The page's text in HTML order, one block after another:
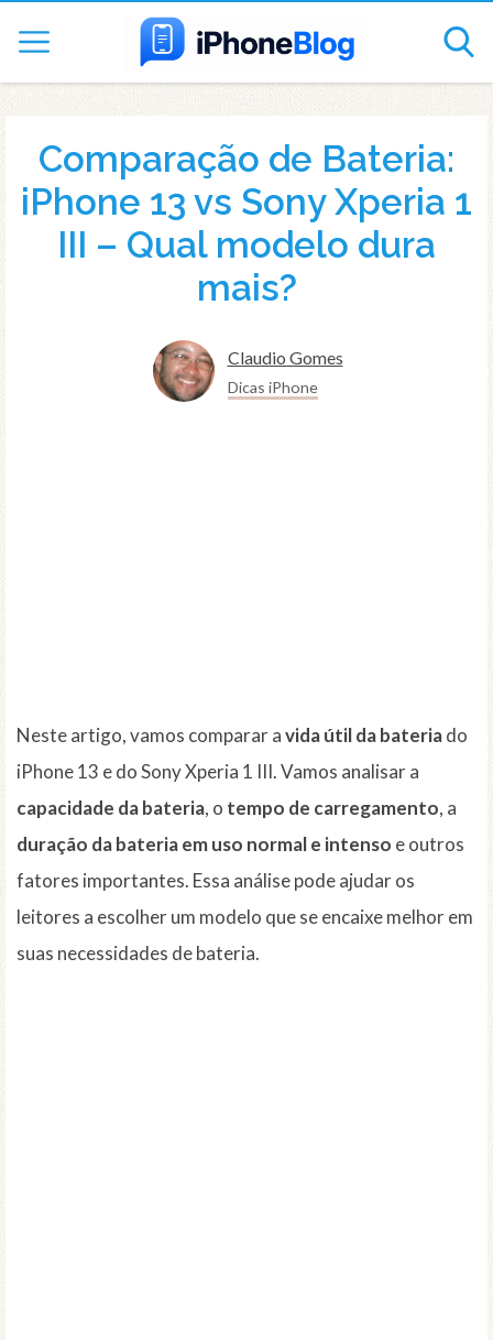
Comparação de Bateria:
iPhone 13 vs Sony Xperia 1
III – Qual modelo dura
mais?
Claudio Gomes
Dicas iPhone
Neste artigo, vamos comparar avida útil da bateriado
iPhone 13 e do Sony Xperia 1 III. Vamos analisar a
capacidade da bateria, o tempo de carregamento, a
duração da bateria em uso normal e intenso e outros
fatores importantes. Essa análise pode ajudar os
leitores a escolher um modelo que se encaixe melhor em
suas necessidades de bateria.